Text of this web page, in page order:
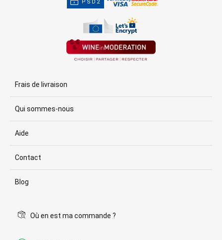
PSD2
Frais de livraison
Qui sommes-nous
Aide
Contact
Blog
Où en est ma commande ?